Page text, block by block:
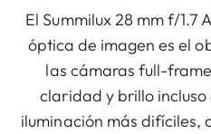
El Summilux 28 mm f/1.7
óptica de imagen es el
las cámaras full-
claridad y brillo
iluminación más difíciles,